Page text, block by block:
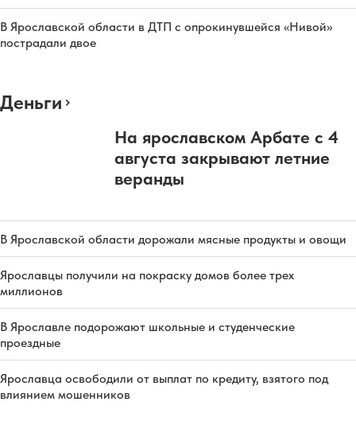
В Ярославской области в ДТП с опрокинувшейся «Нивой»
пострадали двое
Деньги
На ярославском Арбате с 4
августа закрывают летние
веранды
В Ярославской области дорожали мясные продукты и овощи
Ярославцы получили на покраску домов более трех
миллионов
В Ярославле подорожают школьные и студенческие
проездные
Ярославца освободили от выплат по кредиту, взятого под
влиянием мошенников